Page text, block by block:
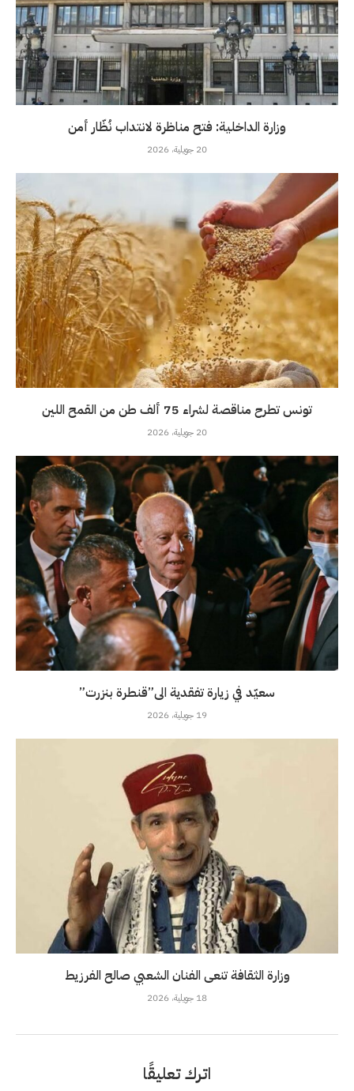
وزارة الداخلية: فتح مناظرة لانتداب نُظّار أمن
20 جويلية، 2026
تونس تطرح مناقصة لشراء 75 ألف طن من القمح اللين
20 جويلية، 2026
سعيّد في زيارة تفقدية الى”قنطرة بنزرت”
19 جويلية، 2026
وزارة الثقافة تنعى الفنان الشعبي صالح الفرزيط
18 جويلية، 2026
اترك تعليقًا